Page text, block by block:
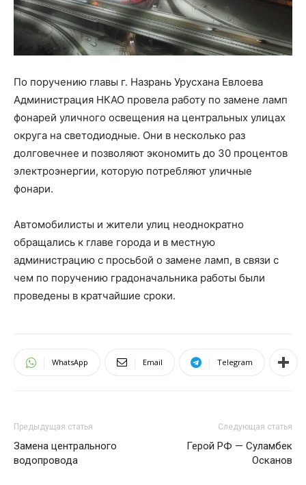
По поручению главы г. Назрань Урусхана Евлоева
Администрация НКАО провела работу по замене ламп
фонарей уличного освещения на центральных улицах
округа на светодиодные. Они в несколько раз
долговечнее и позволяют экономить до 30 процентов
электроэнергии, которую потребляют уличные
фонари.
Автомобилисты и жители улиц неоднократно
обращались к главе города и в местную
администрацию с просьбой о замене ламп, в связи с
чем по поручению градоначальника работы были
проведены в кратчайшие сроки.
WhatsApp Email Telegram
Предыдущая статья
Замена центрального
водопровода
Следующая статья
Герой РФ — Суламбек
Осканов